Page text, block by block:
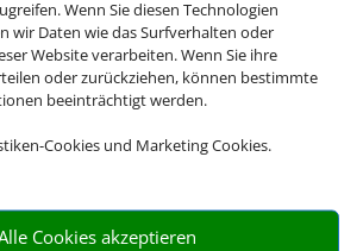
Wenn Sie diesen Technologien
wir Daten wie das Surfverhalten oder
Website verarbeiten. Wenn Sie ihre
oder zurückziehen, können bestimmte
beeinträchtigt werden.
Cookies und Marketing Cookies.
Cookies akzeptieren